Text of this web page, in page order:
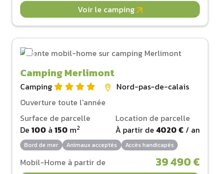
Voir le camping
Camping Merlimont
Camping
Nord-pas-de-calais
Ouverture toute l'année
Surface de parcelle
De 100 à 150 m2
Location de parcelle
À partir de 4020 € / an
Bord de mer Animaux acceptés Accès handicapés
Mobil-Home à partir de 39 490 €